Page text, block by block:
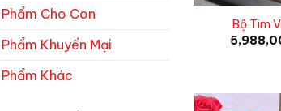
Cho Con
Khuyến Mại
Khác
Bộ Tim